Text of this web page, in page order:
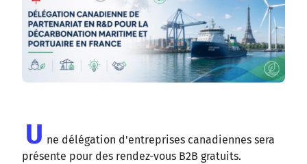
U ne délégation d'entreprises canadiennes sera
présente pour des rendez-vous B2B gratuits.